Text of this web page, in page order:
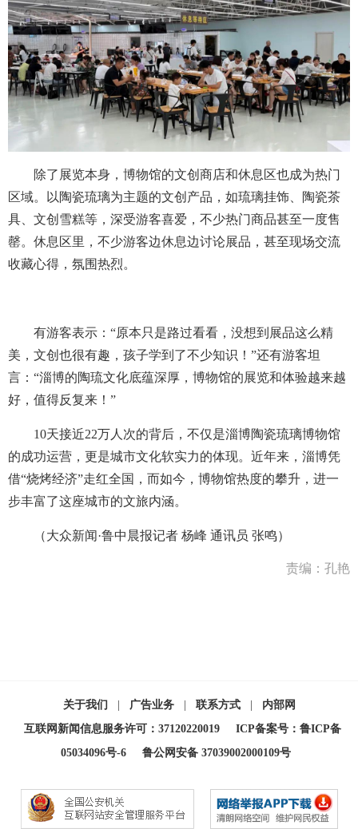
除了展览本身，博物馆的文创商店和休息区也成为热门
区域。以陶瓷琉璃为主题的文创产品，如琉璃挂饰、陶瓷茶
具、文创雪糕等，深受游客喜爱，不少热门商品甚至一度售
罄。休息区里，不少游客边休息边讨论展品，甚至现场交流
收藏心得，氛围热烈。
有游客表示：“原本只是路过看看，没想到展品这么精
美，文创也很有趣，孩子学到了不少知识！”还有游客坦
言：“淄博的陶琉文化底蕴深厚，博物馆的展览和体验越来越
好，值得反复来！”
10天接近22万人次的背后，不仅是淄博陶瓷琉璃博物馆
的成功运营，更是城市文化软实力的体现。近年来，淄博凭
借“烧烤经济”走红全国，而如今，博物馆热度的攀升，进一
步丰富了这座城市的文旅内涵。
（大众新闻·鲁中晨报记者 杨峰 通讯员 张鸣）
责编：孔艳
关于我们 广告业务 联系方式
内部网
互联网新闻信息服务许可：37120220019
ICP备案号：鲁ICP备
05034096号-6
鲁公网安备 37039002000109号